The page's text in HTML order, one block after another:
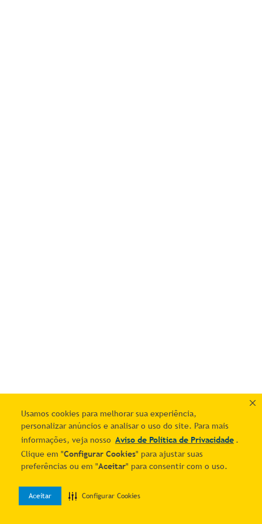
Usamos cookies para melhorar sua experiência,
personalizar anúncios e analisar o uso do site. Para mais
informações, veja nosso Aviso de Política de Privacidade .
Clique em "Configurar Cookies" para ajustar suas
preferências ou em "Aceitar" para consentir com o uso.
Aceitar Configurar Cookies